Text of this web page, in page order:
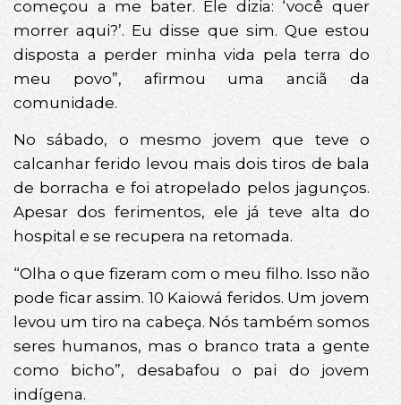
começou a me bater. Ele dizia: ‘você quer
morrer aqui?’. Eu disse que sim. Que estou
disposta a perder minha vida pela terra do
meu povo”, afirmou uma anciã da
comunidade.
No sábado, o mesmo jovem que teve o
calcanhar ferido levou mais dois tiros de bala
de borracha e foi atropelado pelos jagunços.
Apesar dos ferimentos, ele já teve alta do
hospital e se recupera na retomada.
“Olha o que fizeram com o meu filho. Isso não
pode ficar assim. 10 Kaiowá feridos. Um jovem
levou um tiro na cabeça. Nós também somos
seres humanos, mas o branco trata a gente
como bicho”, desabafou o pai do jovem
indígena.